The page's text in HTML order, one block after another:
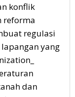
konflik
reforma
regulasi
yang
dan